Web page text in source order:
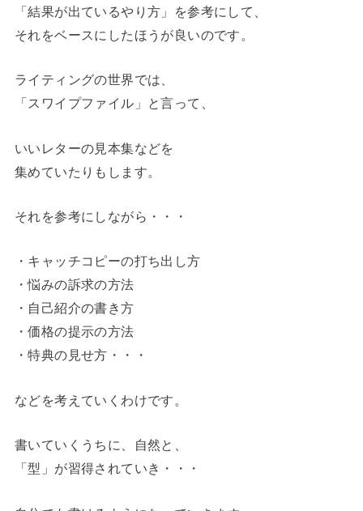
「結果が出ているやり方」を参考にして、
それをベースにしたほうが良いのです。
ライティングの世界では、
「スワイプファイル」と言って、
いいレターの見本集などを
集めていたりもします。
それを参考にしながら・・・
・キャッチコピーの打ち出し方
・悩みの訴求の方法
・自己紹介の書き方
・価格の提示の方法
・特典の見せ方・・・
などを考えていくわけです。
書いていくうちに、自然と、
「型」が習得されていき・・・